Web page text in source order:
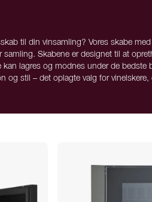
til din vinsamling? Vores skabe
Skabene er designet til at
lagres og modnes under de bedste
og stil – det oplagte valg for vinelskere,